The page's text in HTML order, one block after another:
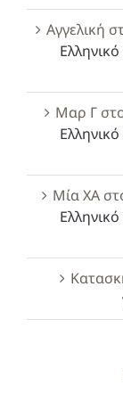
Αγγελική
Μαρ Γ
Μία ΧΑ